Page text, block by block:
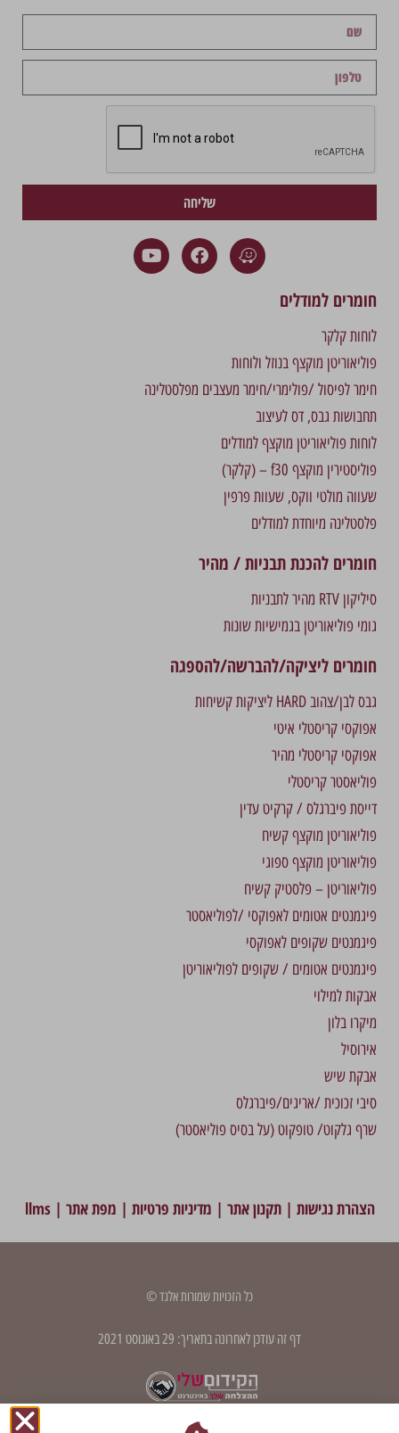
שליחה
חומרים למודלים
לוחות קלקר
פוליאוריטן מוקצף בנוזל ולוחות
חימר לפיסול /פולימרי/חימר מעצבים מפלסטלינה
תחבושות גבס, דס לעיצוב
לוחות פוליאוריטן מוקצף למודלים
פוליסטירין מוקצף f30 – (קלקר)
שעווה מולטי ווקס, שעוות פרפין
פלסטלינה מיוחדת למודלים
חומרים להכנת תבניות / מהיר
סיליקון RTV מהיר לתבניות
גומי פוליאוריטן בגמישיות שונות
חומרים ליציקה/להברשה/להספגה
גבס לבן/צהוב HARD ליציקות קשיחות
אפוקסי קריסטלי איטי
אפוקסי קריסטלי מהיר
פוליאסטר קריסטלי
דייסת פיברגלס / קרקיט עדין
פוליאוריטן מוקצף קשיח
פוליאוריטן מוקצף ספוגי
פוליאוריטן – פלסטיק קשיח
פיגמנטים אטומים לאפוקסי /לפוליאסטר
פיגמנטים שקופים לאפוקסי
פיגמנטים אטומים / שקופים לפוליאוריטן
אבקות למילוי
מיקרו בלון
אירוסיל
אבקת שיש
סיבי זכוכית /אריגים/פיברגלס
שרף גלקוט/ טופקוט (על בסיס פוליאסטר)
הצהרת נגישות |תקנון אתר | מדיניות פרטיות | מפת אתר |
llms
כל הזכויות שמורות אלגד ©
דף זה עודכן לאחרונה בתאריך: 29 באוגוסט 2021